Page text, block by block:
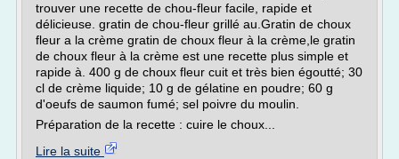
trouver une recette de chou-fleur facile, rapide et
délicieuse. gratin de chou-fleur grillé au.Gratin de choux
fleur a la crème gratin de choux fleur à la crème,le gratin
de choux fleur à la crème est une recette plus simple et
rapide à. 400 g de choux fleur cuit et très bien égoutté; 30
cl de crème liquide; 10 g de gélatine en poudre; 60 g
d'oeufs de saumon fumé; sel poivre du moulin.
Préparation de la recette : cuire le choux...
Lire la suite